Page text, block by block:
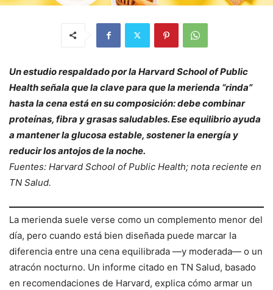
Un estudio respaldado por la Harvard School of Public
Health señala que la clave para que la merienda “rinda”
hasta la cena está en su composición: debe combinar
proteínas, fibra y grasas saludables. Ese equilibrio ayuda
a mantener la glucosa estable, sostener la energía y
reducir los antojos de la noche.
Fuentes: Harvard School of Public Health; nota reciente en
TN Salud.
La merienda suele verse como un complemento menor del
día, pero cuando está bien diseñada puede marcar la
diferencia entre una cena equilibrada —y moderada— o un
atracón nocturno. Un informe citado en TN Salud, basado
en recomendaciones de Harvard, explica cómo armar un